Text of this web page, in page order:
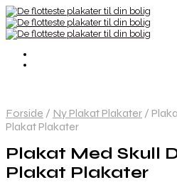
Forside / Ny Plakat Plakater /
Plakat Plakater
Plakat Med Skull
Plakat Plakater